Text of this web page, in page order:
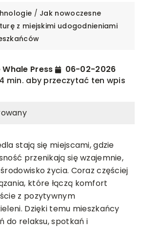
/ Jak nowoczesne
z miejskimi udogodnieniami
Press
06-02-2026
min. aby przeczytać ten wpis
stają się miejscami, gdzie
przenikają się wzajemnie,
życia. Coraz częściej
które łączą komfort
z pozytywnym
Dzięki temu mieszkańcy
do relaksu, spotkań i